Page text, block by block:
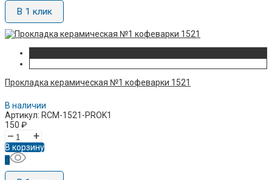
В 1 клик
Прокладка керамическая №1 кофеварки 1521
В наличии
Артикул: RCM-1521-PROK1
150 ₽
– +
В корзину